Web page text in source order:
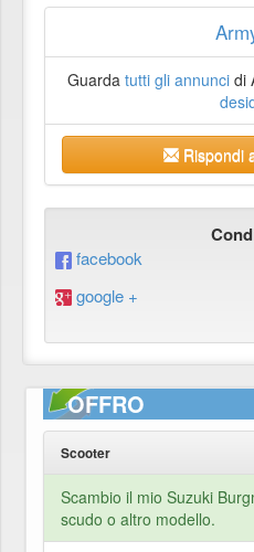
Guarda tutti gli annunci di
Rispondi
facebook
google +
OFFRO
Scooter
Scambio il mio Suzuki
scudo o altro modello.